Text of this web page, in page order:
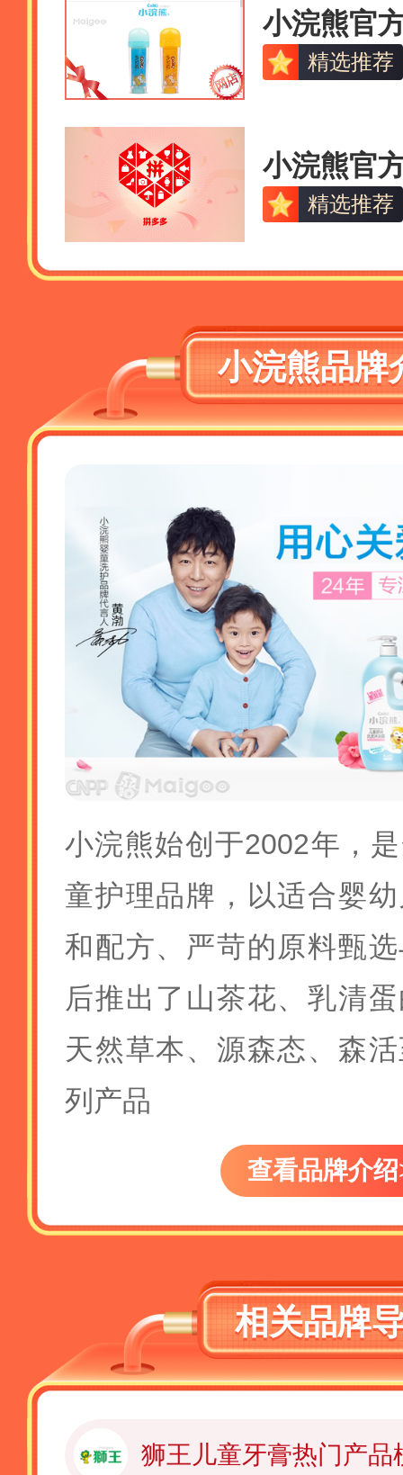
小浣熊官
精选推荐
小浣熊官
精选推荐
小浣熊品牌
小浣熊始创于2002年，
童护理品牌，以适合婴
和配方、严苛的原料甄
后推出了山茶花、乳清
天然草本、源森态、森
列产品
查看品牌介绍
相关品牌
狮王儿童牙膏热门产品